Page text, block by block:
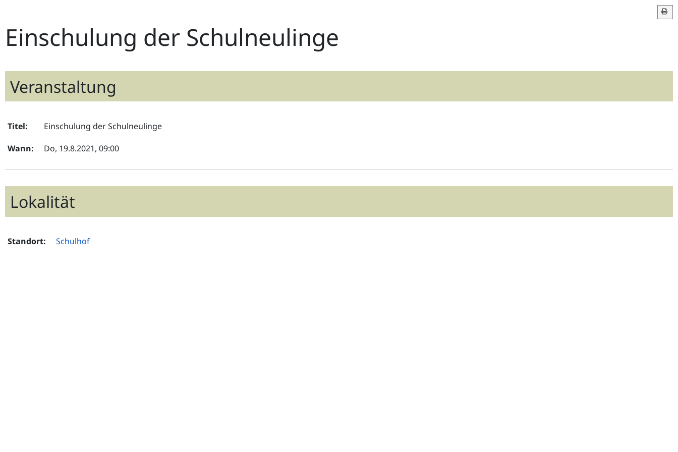
Einschulung der Schulneulinge
Veranstaltung
Titel:
Einschulung der Schulneulinge
Wann:
Do, 19.8.2021, 09:00
Lokalität
Standort: Schulhof